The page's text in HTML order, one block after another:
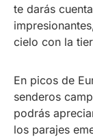
te darás
cielo con la
En picos de
senderos
podrás
los parajes